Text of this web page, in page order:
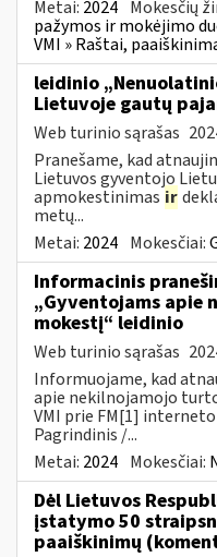
Metai: 2024 Mokesčių
pažymos ir mokėjimo
VMI » Raštai,
leidinio
Lietuvoje gautų
Web turinio sąrašas
Pranešame, kad
Lietuvos gyventojo
apmokestinimas ir
metų...
Metai: 2024 Mokesčiai:
Informacinis
„Gyventojams apie
mokestį“ leidinio
Web turinio sąrašas
Informuojame, kad
apie nekilnojamojo
VMI prie FM[1]
Pagrindinis /...
Metai: 2024 Mokesčiai:
Dėl Lietuvos
įstatymo 50
paaiškinimų